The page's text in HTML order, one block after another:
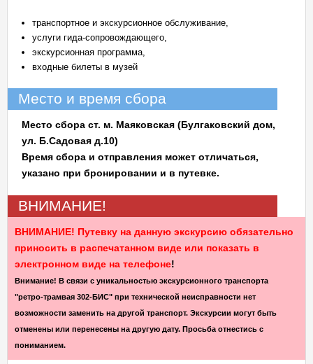
транспортное и экскурсионное обслуживание,
услуги гида-сопровождающего,
экскурсионная программа,
входные билеты в музей
Место и время сбора
Место сбора ст. м. Маяковская (Булгаковский дом,
ул. Б.Садовая д.10)
Время сбора и отправления может отличаться,
указано при бронировании и в путевке.
ВНИМАНИЕ!
ВНИМАНИЕ! Путевку на данную экскурсию обязательно
приносить в распечатанном виде или показать в
электронном виде на телефоне!
Внимание! В связи с уникальностью экскурсионного транспорта
"ретро-трамвая 302-БИС" при технической неисправности нет
возможности заменить на другой транспорт. Экскурсии могут быть
отменены или перенесены на другую дату. Просьба отнестись с
пониманием.